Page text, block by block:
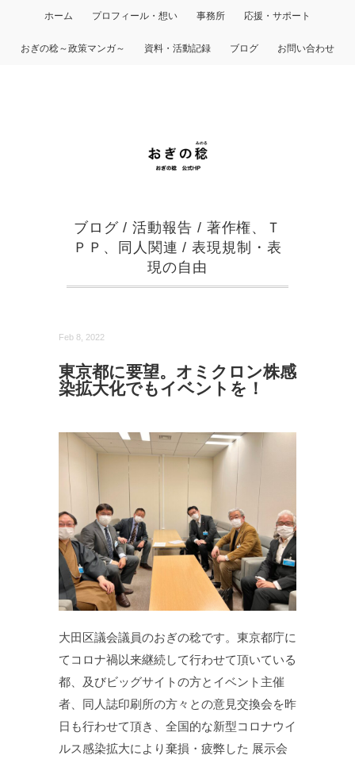
ホーム プロフィール・想い 事務所 応援・サポート
おぎの稔～政策マンガ～ 資料・活動記録 ブログ お問い合わせ
ブログ/活動報告 / 著作権、Ｔ
ＰＰ、同人関連 /表現規制・表
現の自由
Feb 8, 2022
東京都に要望。オミクロン株感
染拡大化でもイベントを！
大田区議会議員のおぎの稔です。東京都庁に
てコロナ禍以来継続して行わせて頂いている
都、及びビッグサイトの方とイベント主催
者、同人誌印刷所の方々との意見交換会を昨
日も行わせて頂き、全国的な新型コロナウイ
ルス感染拡大により棄損・疲弊した 展示会